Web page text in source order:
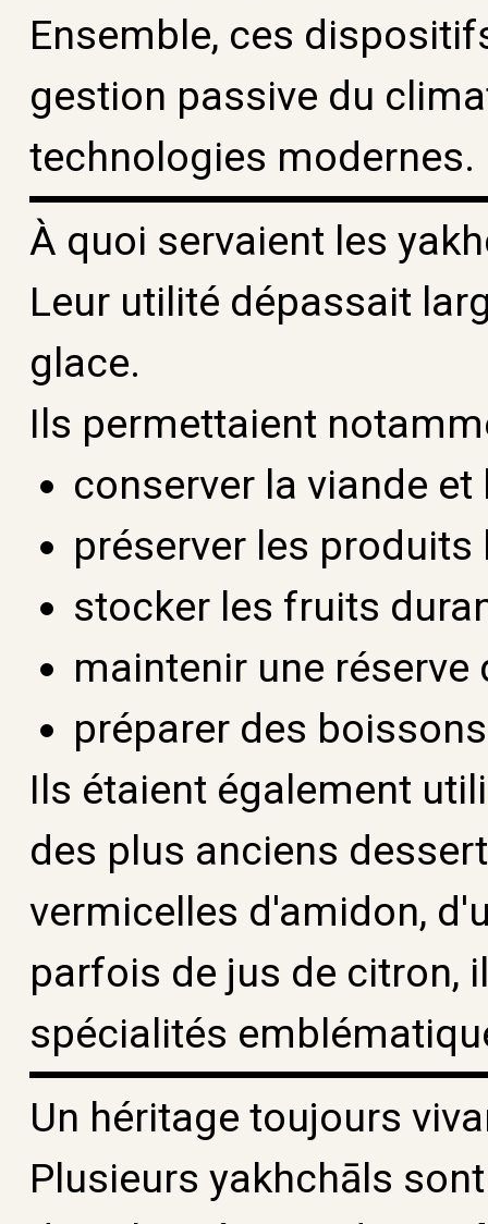
Ensemble, ces
gestion passive du
technologies modernes.
À quoi servaient les
Leur utilité dépassait
glace.
Ils permettaient
conserver la viande et
préserver les produits
stocker les fruits
maintenir une réserve
préparer des
Ils étaient également
des plus anciens
vermicelles d'amidon,
parfois de jus de citron,
spécialités
Un héritage toujours
Plusieurs yakhchāls